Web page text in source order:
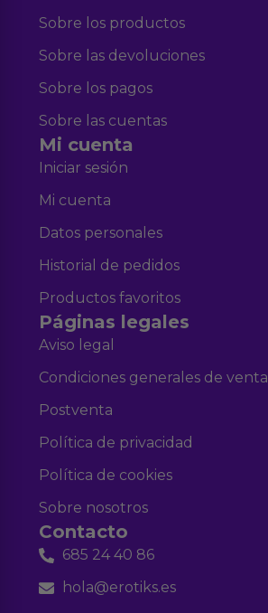
Sobre los productos
Sobre las devoluciones
Sobre los pagos
Sobre las cuentas
Mi cuenta
Iniciar sesión
Mi cuenta
Datos personales
Historial de pedidos
Productos favoritos
Páginas legales
Aviso legal
Condiciones generales de venta
Postventa
Política de privacidad
Política de cookies
Sobre nosotros
Contacto
685 24 40 86
hola@erotiks.es